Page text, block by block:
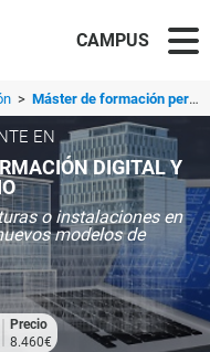
CAMPUS
> Máster de formación permanente en BIM Management. Transformación Digital y Nuevos Modelos de Negocio
EN
DIGITAL Y
o instalaciones en
modelos de
Precio
8.460€